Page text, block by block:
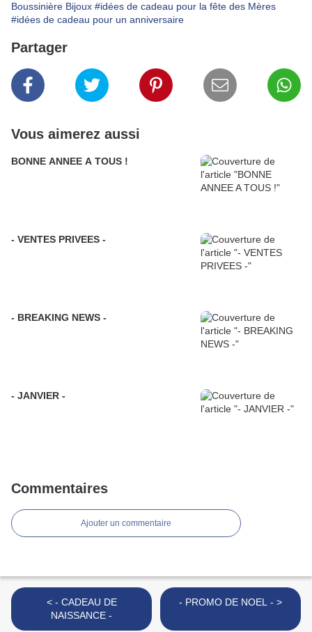
Boussinière Bijoux #idées de cadeau pour la fête des Mères
#idées de cadeau pour un anniversaire
Partager
Vous aimerez aussi
BONNE ANNEE A TOUS !
- VENTES PRIVEES -
- BREAKING NEWS -
- JANVIER -
Commentaires
Ajouter un commentaire
< - CADEAU DE
NAISSANCE -
- PROMO DE NOEL - >